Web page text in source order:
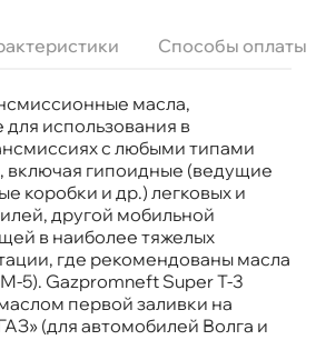
Способы оплаты
масла,
для использования
с любыми типами
включая гипоидные (ведущие
коробки и др.) легковых и
другой мобильной
в наиболее тяжелых
где рекомендованы масла
5). Gazpromneft Super T-3
первой заливки на
(для автомобилей Волга и
90
GL 5
2389900082